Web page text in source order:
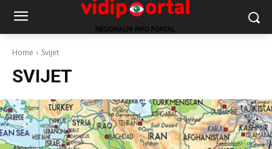
Home Svijet
SVIJET